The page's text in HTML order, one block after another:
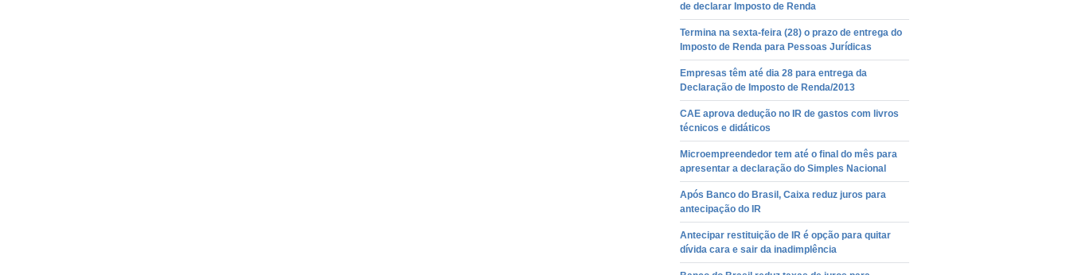
de declarar Imposto de Renda
Termina na sexta-feira (28) o prazo de entrega do
Imposto de Renda para Pessoas Jurídicas
Empresas têm até dia 28 para entrega da
Declaração de Imposto de Renda/2013
CAE aprova dedução no IR de gastos com livros
técnicos e didáticos
Microempreendedor tem até o final do mês para
apresentar a declaração do Simples Nacional
Após Banco do Brasil, Caixa reduz juros para
antecipação do IR
Antecipar restituição de IR é opção para quitar
dívida cara e sair da inadimplência